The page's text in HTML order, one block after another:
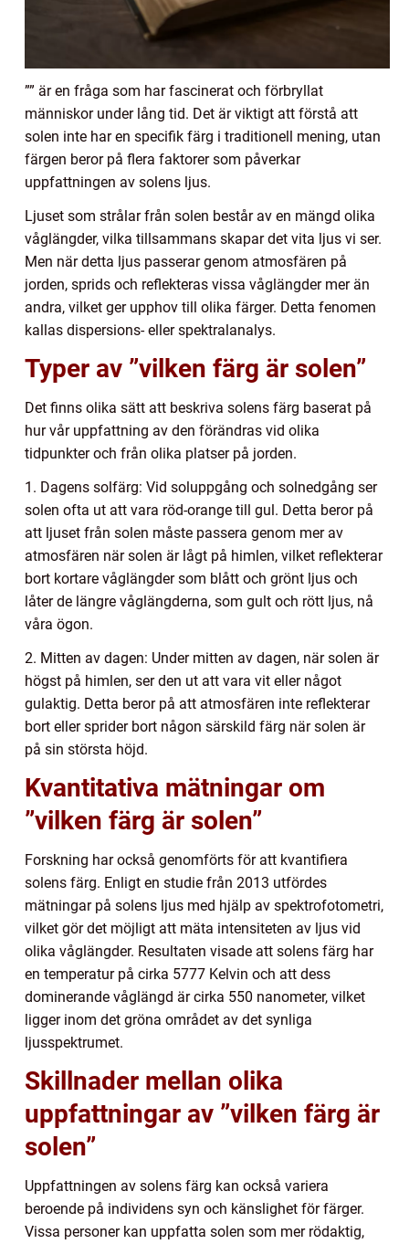
”” är en fråga som har fascinerat och förbryllat
människor under lång tid. Det är viktigt att förstå att
solen inte har en specifik färg i traditionell mening, utan
färgen beror på flera faktorer som påverkar
uppfattningen av solens ljus.
Ljuset som strålar från solen består av en mängd olika
våglängder, vilka tillsammans skapar det vita ljus vi ser.
Men när detta ljus passerar genom atmosfären på
jorden, sprids och reflekteras vissa våglängder mer än
andra, vilket ger upphov till olika färger. Detta fenomen
kallas dispersions- eller spektralanalys.
Typer av ”vilken färg är solen”
Det finns olika sätt att beskriva solens färg baserat på
hur vår uppfattning av den förändras vid olika
tidpunkter och från olika platser på jorden.
1. Dagens solfärg: Vid soluppgång och solnedgång ser
solen ofta ut att vara röd-orange till gul. Detta beror på
att ljuset från solen måste passera genom mer av
atmosfären när solen är lågt på himlen, vilket reflekterar
bort kortare våglängder som blått och grönt ljus och
låter de längre våglängderna, som gult och rött ljus, nå
våra ögon.
2. Mitten av dagen: Under mitten av dagen, när solen är
högst på himlen, ser den ut att vara vit eller något
gulaktig. Detta beror på att atmosfären inte reflekterar
bort eller sprider bort någon särskild färg när solen är
på sin största höjd.
Kvantitativa mätningar om
”vilken färg är solen”
Forskning har också genomförts för att kvantifiera
solens färg. Enligt en studie från 2013 utfördes
mätningar på solens ljus med hjälp av spektrofotometri,
vilket gör det möjligt att mäta intensiteten av ljus vid
olika våglängder. Resultaten visade att solens färg har
en temperatur på cirka 5777 Kelvin och att dess
dominerande våglängd är cirka 550 nanometer, vilket
ligger inom det gröna området av det synliga
ljusspektrumet.
Skillnader mellan olika
uppfattningar av ”vilken färg är
solen”
Uppfattningen av solens färg kan också variera
beroende på individens syn och känslighet för färger.
Vissa personer kan uppfatta solen som mer rödaktig,